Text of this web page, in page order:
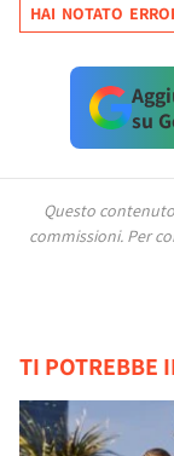
HAI NOTATO
su
Questo
commissioni. Per
TI POTREBBE